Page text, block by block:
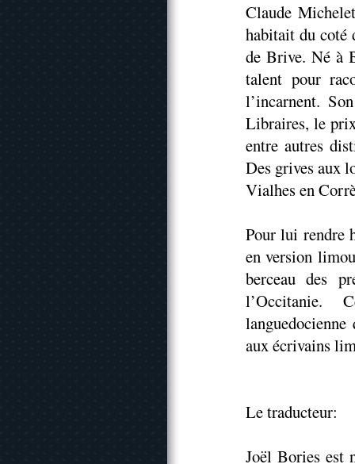
Claude
habitait du
de Brive. Né à
talent pour
l’incarnent.
Libraires, le
entre autres
Des grives aux
Vialhes en
Pour lui rendre
en version
berceau des
l’Occitanie.
aux écrivains
Le traducteur:
Joël Bories est